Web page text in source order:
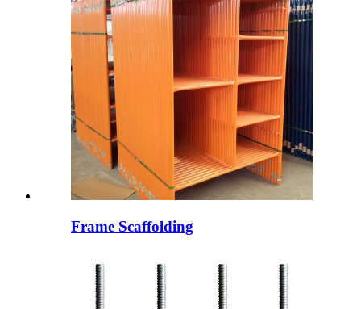
Frame Scaffolding